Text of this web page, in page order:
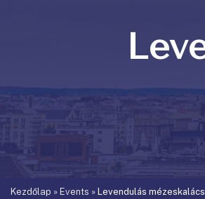
Kezdőlap » Events » Levendulás